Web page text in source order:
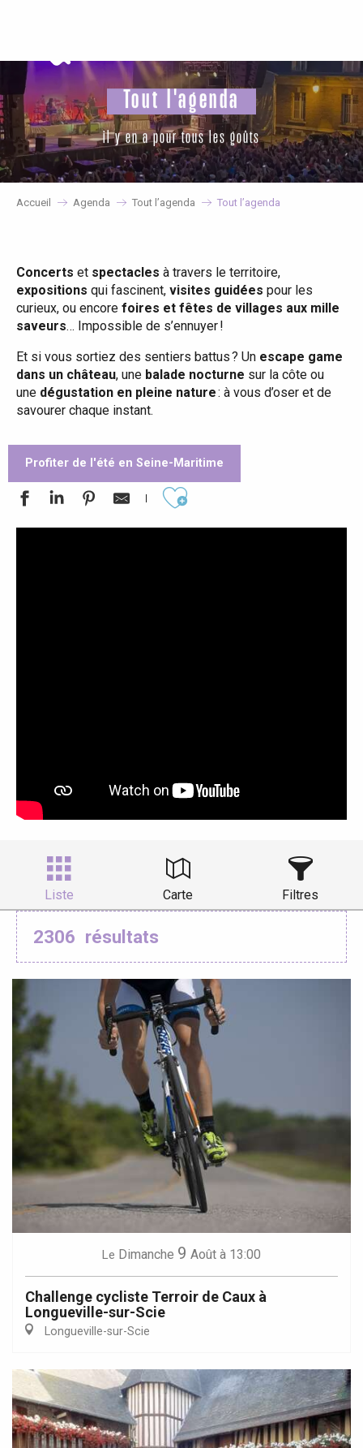
principal
Tout l'agenda
il y en a pour tous les goûts
Accueil Agenda Tout l’agenda Tout l’agenda
Concerts et spectacles à travers le territoire,
expositions qui fascinent, visites guidées pour les
curieux, ou encore foires et fêtes de villages aux mille
saveurs… Impossible de s’ennuyer !
Et si vous sortiez des sentiers battus ? Un escape game
dans un château, une balade nocturne sur la côte ou
une dégustation en pleine nature: à vous d’oser et de
savourer chaque instant.
Profiter de l'été en Seine-Maritime
Ajouter aux favoris
Liste Carte Filtres
2306 résultats
Le Dimanche 9 Août à 13:00
Challenge cycliste Terroir de Caux à
Longueville-sur-Scie
Longueville-sur-Scie